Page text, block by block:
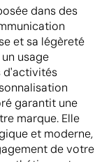
dans des
et sa légèreté
usage
d'activités
garantit une
marque. Elle
et moderne,
de votre